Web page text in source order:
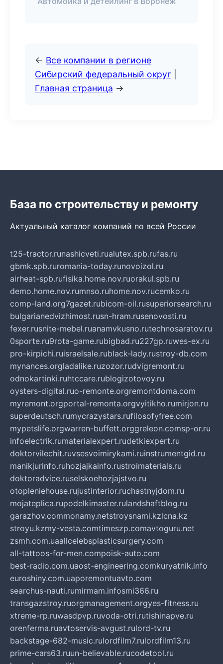
← Все компании в регионе
Сибирский федеральный округ
Главная страница →
База по строительству и ремонту
Актуальный каталог компаний по всей России
t25-tractor.runashicveti.rualutex.spb.rufas.ru
gbmk.spb.ruromania-today.runovoizol.ru
airheat-spb.rufisika.home.nov.ruorakul.spb.ru
demo.home.nov.rumnso.ruhome.nov.rucemko.ru
comp-land.org7gazet.rubicom-oil.rusuperiorsearch.ru
bulgarianedvizhimost.rusn-hram.rusenovosti.ru
fexer.rusnite-mebel.ruanamvkusno.rutechnosaratov.ru
0sporte.ru9rota-game.rubigbad.ru227gp.ruwes-ex.ru
pro-kirpichi.ruisraelsale.rublack-lady.rustroy-db.com
mynances.orgladalike.ruzozor.rudvigremont.ru
odnokartinki.ruhtccare.rublogizotovoy.ru
oysters-digital.ruo-remonte.orgremontdoma.com
myremont.orgportal-remonta.orgvyitikho.rumirjon.ru
superdeutsch.rumycrazystars.rufilosofyfree.com
mypetslife.orgwarren-buffett.orggreleon.comsp-or.ru
infoelectrik.rumaterialexpert.rudetkiexpert.ru
doktorvilechit.ruvsesvoimirykami.ruinstrumentgid.ru
manikjurinfo.ruhozjajkainfo.rustroimaterials.ru
doktoradvice.ruselskoehozjajstvo.ru
otopleniehouse.rujustinterior.ruchastnyjdom.ru
mojateplica.rupodelkimaster.rulandshaftblog.ru
garazhov.commonamy.netstroysnami.kzlcna.kz
stroyu.kzmy-vesta.comtimeszp.comavtoguru.net
zsmh.com.uaallcelebsplasticsurgery.com
all-tattoos-for-men.compoisk-auto.com
best-radio.com.uaost-engineering.comkuryatnik.info
euroshiny.com.uaporemontuavto.com
searchus-nauti.rumirmam.infosmi366.ru
transgazstroy.ruorgmanagement.orgyes-fitness.ru
xtreme-rp.ruwasdpvp.ruvoda-otri.rutishinapve.ru
orenferma.ruavtoservis-avgust.rulord-tv.ru
backstage-682-music.rulordfilm7.rulordfilm13.ru
prime-cars63.ruun-believable.rucodetool.ru